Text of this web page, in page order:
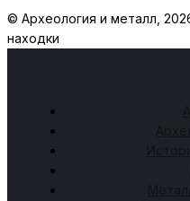
© Археология и металл,
находки